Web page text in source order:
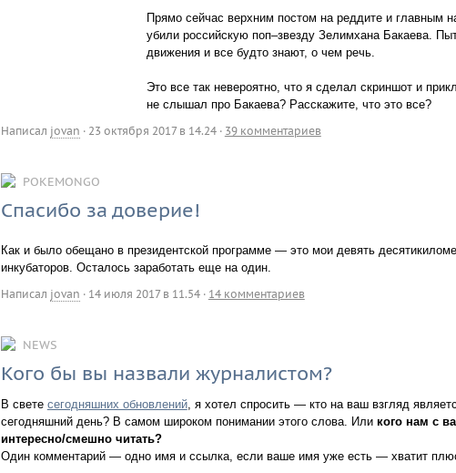
Прямо сейчас верхним постом на реддите и главным
убили российскую поп–звезду Зелимхана Бакаева.
движения и все будто знают, о чем речь.
Это все так невероятно, что я сделал скриншот и
не слышал про Бакаева? Расскажите, что это все?
Написал jovan · 23 октября 2017 в 14.24· 39 комментариев
POKEMONGO
Спасибо за доверие!
Как и было обещано в президентской программе — это мои девять
инкубаторов. Осталось заработать еще на один.
Написал jovan · 14 июля 2017 в 11.54· 14 комментариев
NEWS
Кого бы вы назвали журналистом?
В свете сегодняшних обновлений, я хотел спросить — кто на ваш взгляд
сегодняшний день? В самом широком понимании этого слова. Или кого нам с
интересно/смешно читать?
Один комментарий — одно имя и ссылка, если ваше имя уже есть — хватит